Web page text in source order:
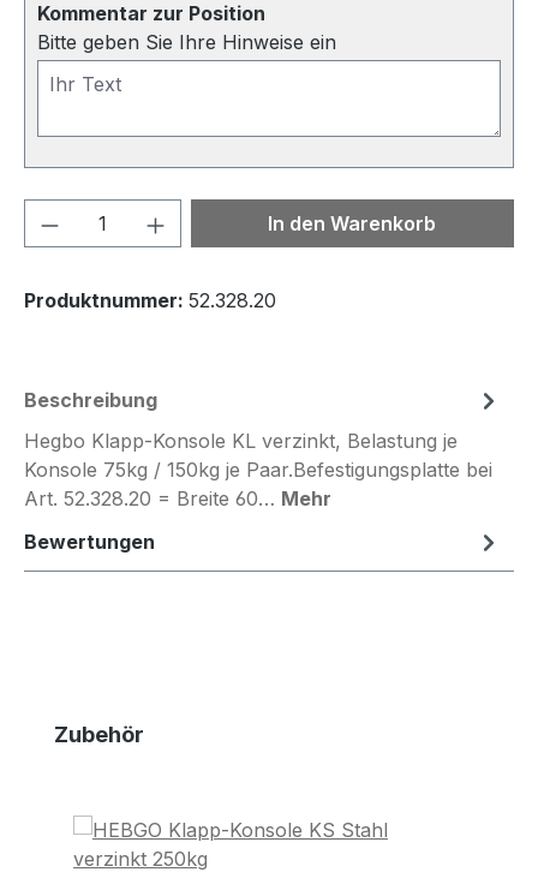
Kommentar zur Position
Bitte geben Sie Ihre Hinweise ein
Produkt Anzahl: Gib denIn den Warenkorb
Produktnummer: 52.328.20
Beschreibung
Hegbo Klapp-Konsole KL verzinkt, Belastung je
Konsole 75kg / 150kg je Paar.Befestigungsplatte bei
Art. 52.328.20 = Breite 60… Mehr
Bewertungen
Produktgalerie überspringen
Zubehör